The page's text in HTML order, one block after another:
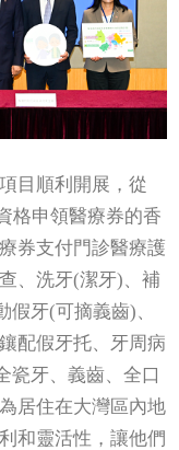
目順利開展，從
格申領醫療券的香
券支付門診醫療護
、洗牙(潔牙)、補
牙(可摘義齒)、
配假牙托、牙周病
瓷牙、義齒、全口
居住在大灣區內地
和靈活性，讓他們